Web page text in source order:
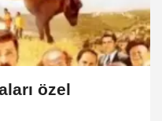
özel